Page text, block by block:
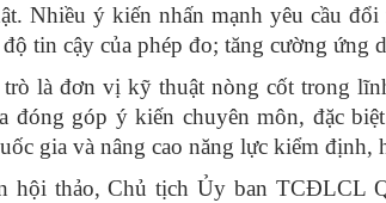
Nhiều ý kiến nhấn mạnh yêu cầu
tin cậy của phép đo; tăng cường ứng
là đơn vị kỹ thuật nòng cốt trong
đóng góp ý kiến chuyên môn, đặc
gia và nâng cao năng lực kiểm định,
hội thảo, Chủ tịch Ủy ban TCĐLCL